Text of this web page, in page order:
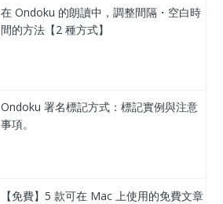
在 Ondoku 的朗讀中，調整間隔・空白時
間的方法【2 種方式】
Ondoku 署名標記方式：標記實例與注意
事項。
【免費】5 款可在 Mac 上使用的免費文章